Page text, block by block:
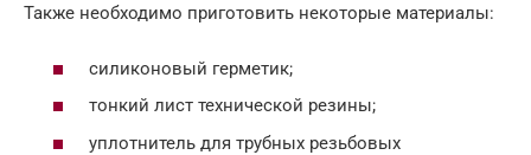
Также необходимо приготовить некоторые материалы:
силиконовый герметик;
тонкий лист технической резины;
уплотнитель для трубных резьбовых